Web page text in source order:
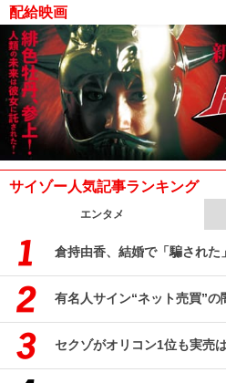
配給映画
サイゾー人気記事ランキング
エンタメ
倉持由香、結婚で「騙された
有名人サイン“ネット売買”の
セクゾがオリコン1位も実